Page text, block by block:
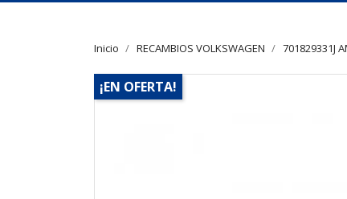
Inicio RECAMBIOS VOLKSWAGEN 701829331J
¡EN OFERTA!